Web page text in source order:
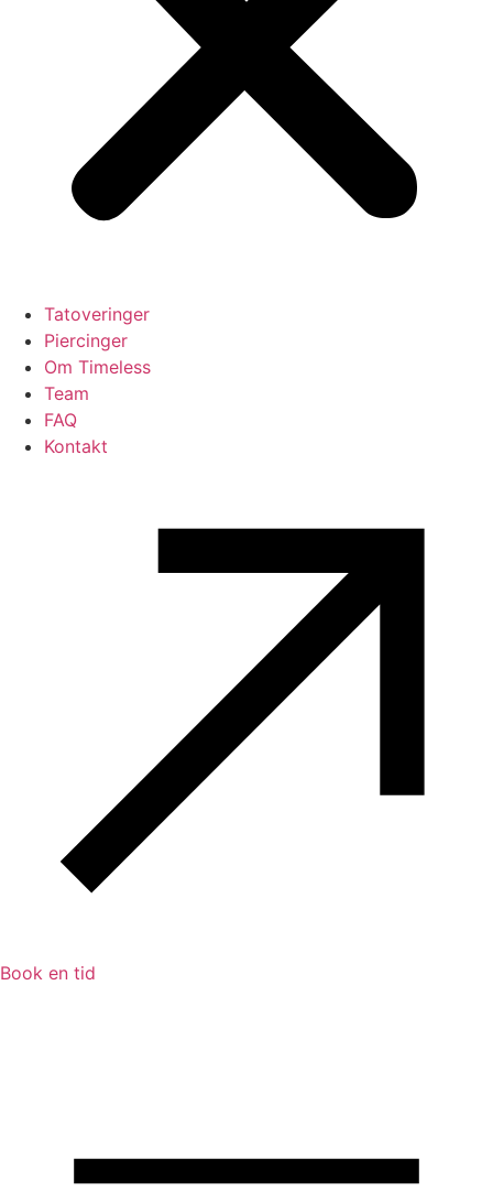
Tatoveringer
Piercinger
Om Timeless
Team
FAQ
Kontakt
Book en tid